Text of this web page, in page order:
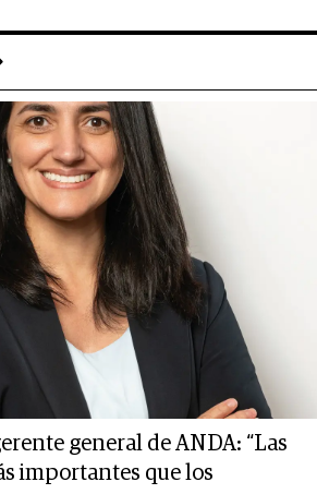
general de ANDA: “Las
importantes que los